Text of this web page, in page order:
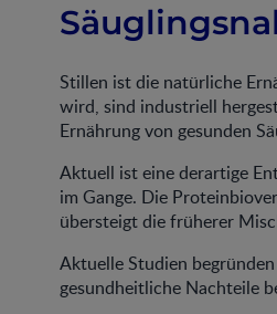
Stillen ist die natürliche
wird, sind industriell
Ernährung von gesunden
Aktuell ist eine derartige
im Gange. Die
übersteigt die früherer
Aktuelle Studien
gesundheitliche Nachteile